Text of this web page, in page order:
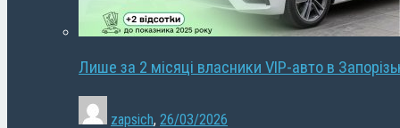
Лише за 2 місяці власники VIP-авто в
zapsich, 26/03/2026